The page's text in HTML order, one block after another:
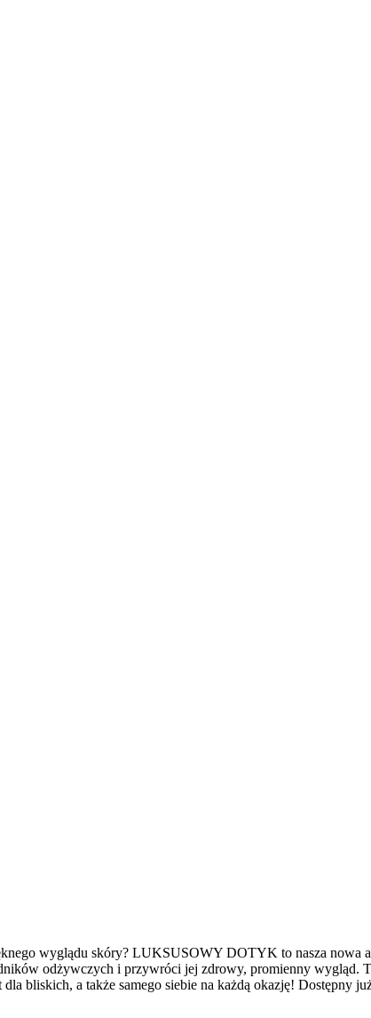
wyglądu skóry? LUKSUSOWY DOTYK to nasza nowa
odżywczych i przywróci jej zdrowy, promienny wygląd.
bliskich, a także samego siebie na każdą okazję! Dostępny